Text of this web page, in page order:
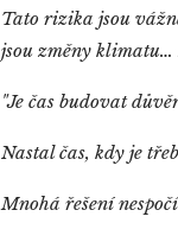
Tato rizika jsou
jsou změny klimatu…
"Je čas budovat
Nastal čas, kdy je
Mnohá řešení